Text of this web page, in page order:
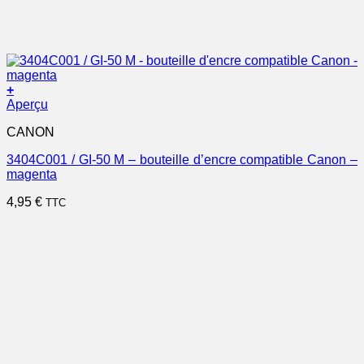
+
Aperçu
CANON
3404C001 / GI-50 M – bouteille d’encre compatible Canon –
magenta
4,95 € TTC